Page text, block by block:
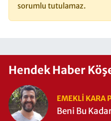
sorumlu tutulamaz.
Hendek Haber
EMEKLI KARA
Beni Bu